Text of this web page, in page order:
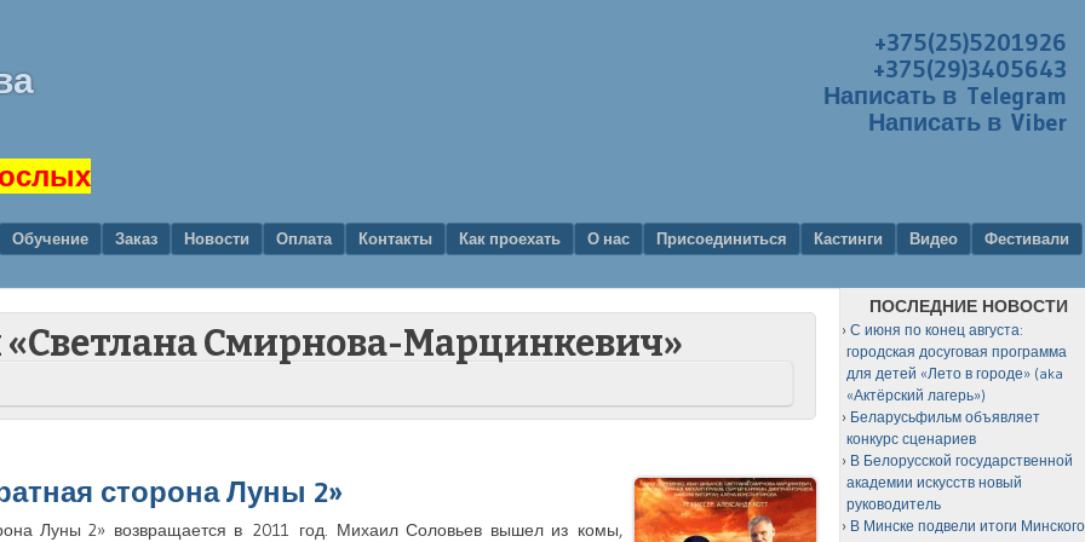
+375(25)5201926
+375(29)3405643
Написать в Telegram
Написать в Viber
Обучение Заказ Новости Оплата Контакты Как проехать О нас Присоединиться Кастинги Видео
Фестивали
«Светлана Смирнова-Марцинкевич»
сторона Луны 2»
Луны 2» возвращается в 2011 год. Михаил Соловьев вышел из комы,
ПОСЛЕДНИЕ НОВОСТИ
С июня по конец августа:
городская досуговая программа
для детей «Лето в городе» (aka
«Актёрский лагерь»)
Беларусьфильм объявляет
конкурс сценариев
В Белорусской государственной
академии искусств новый
руководитель
В Минске подвели итоги Минского